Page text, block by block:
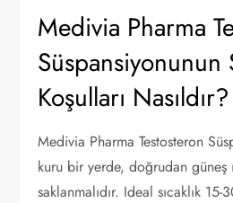
Medivia Pharma
Süspansiyonunun
Koşulları Nasıldır?
Medivia Pharma Testosteron
kuru bir yerde, doğrudan güneş
saklanmalıdır. Ideal sıcaklık 15-